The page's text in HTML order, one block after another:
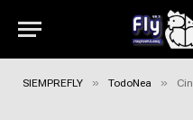
SIEMPREFLY » TodoNea »